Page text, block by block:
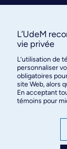
À propos / Nous
des relations
3744, rue Jean-
Montréal
L’UdeM
vie privée
L’utilisation de
personnaliser
obligatoires
site Web, alors
En acceptant
témoins pour